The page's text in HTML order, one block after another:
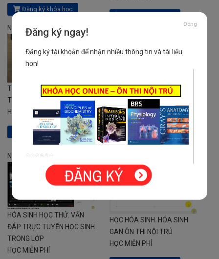
Đăng ký khóa học
Nổi bật
TIẾP CẬN BỆNH NHÂN NGẤT
TRONG NỘI KHOA
HỌC MIỄN PHÍ
Đăng ký khóa học
NỘI TRÚ. TÀI LIỆU CẦN VÀ
ĐỦ ÔN THI NỘI TRÚ HIỆU
QUẢ
HỌC MIỄN PHÍ
Đăng ký khóa học
Nổi bật
HÓA SINH HỌC THỬ. VẤN
ĐÁP TRỰC TUYẾN HỌC SINH
TRONG LỚP
HỌC MIỄN PHÍ
HỌC HÓA SINH. HÓA SINH
GAN ÔN THI NỘI TRÚ
HỌC MIỄN PHÍ
Đóng
Đăng ký ngay!
Đăng ký tài khoản để nhận nhiều thông tin và tài liệu
hơn!